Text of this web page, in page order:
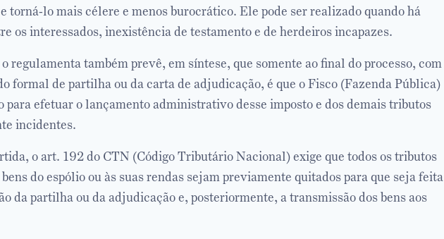
torná-lo mais célere e menos burocrático. Ele pode ser realizado quando há
os interessados, inexistência de testamento e de herdeiros incapazes.
regulamenta também prevê, em síntese, que somente ao final do processo, com
formal de partilha ou da carta de adjudicação, é que o Fisco (Fazenda Pública)
para efetuar o lançamento administrativo desse imposto e dos demais tributos
incidentes.
o art. 192 do CTN (Código Tributário Nacional) exige que todos os tributos
do espólio ou às suas rendas sejam previamente quitados para que seja feita
da partilha ou da adjudicação e, posteriormente, a transmissão dos bens aos